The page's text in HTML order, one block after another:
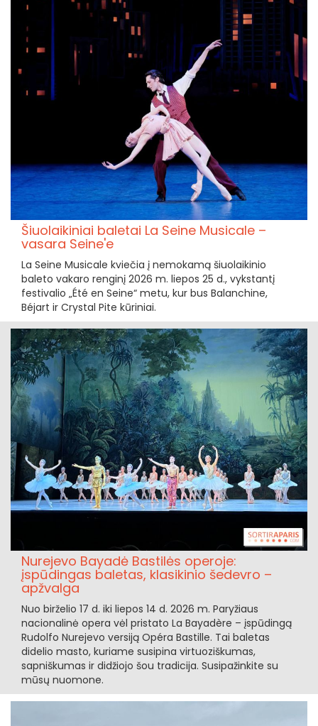
Šiuolaikiniai baletai La Seine Musicale –
vasara Seine'e
La Seine Musicale kviečia į nemokamą šiuolaikinio
baleto vakaro renginį 2026 m. liepos 25 d., vykstantį
festivalio „Été en Seine“ metu, kur bus Balanchine,
Béjart ir Crystal Pite kūriniai.
Nurejevo Bayadė Bastilės operoje:
įspūdingas baletas, klasikinio šedevro –
apžvalga
Nuo birželio 17 d. iki liepos 14 d. 2026 m. Paryžiaus
nacionalinė opera vėl pristato La Bayadère – įspūdingą
Rudolfo Nurejevo versiją Opéra Bastille. Tai baletas
didelio masto, kuriame susipina virtuoziškumas,
sapniškumas ir didžiojo šou tradicija. Susipažinkite su
mūsų nuomone.